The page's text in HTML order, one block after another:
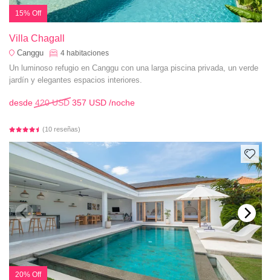
15% Off
Villa Chagall
Canggu 4 habitaciones
Un luminoso refugio en Canggu con una larga piscina privada, un verde
jardín y elegantes espacios interiores.
desde 420 USD 357 USD /noche
(10 reseñas)
20% Off